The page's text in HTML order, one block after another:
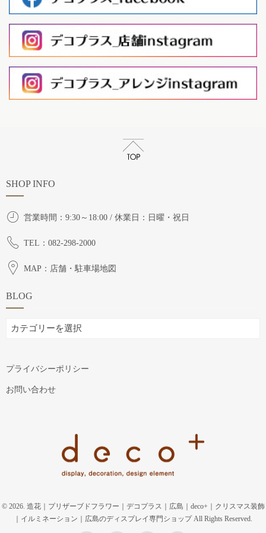
SHOP INFO
営業時間：9:30～18:00 / 休業日：日曜・祝日
TEL：082-298-2000
MAP：店舗・駐車場地図
BLOG
BLOG
プライバシーポリシー
お問い合わせ
© 2026. 造花｜プリザーブドフラワー｜デコプラス｜広島｜deco+｜クリスマス装飾
｜イルミネーション｜広島のディスプレイ専門ショップ All Rights Reserved.